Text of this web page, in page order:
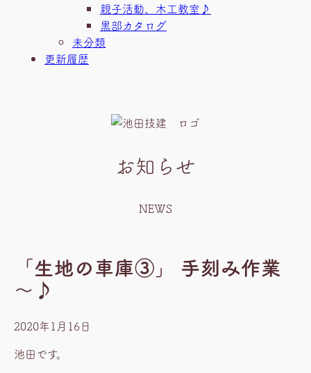
親子活動、木工教室♪
黒部カタログ
未分類
更新履歴
お知らせ
NEWS
「生地の車庫③」 手刻み作業
～♪
2020年1月16日
池田です。